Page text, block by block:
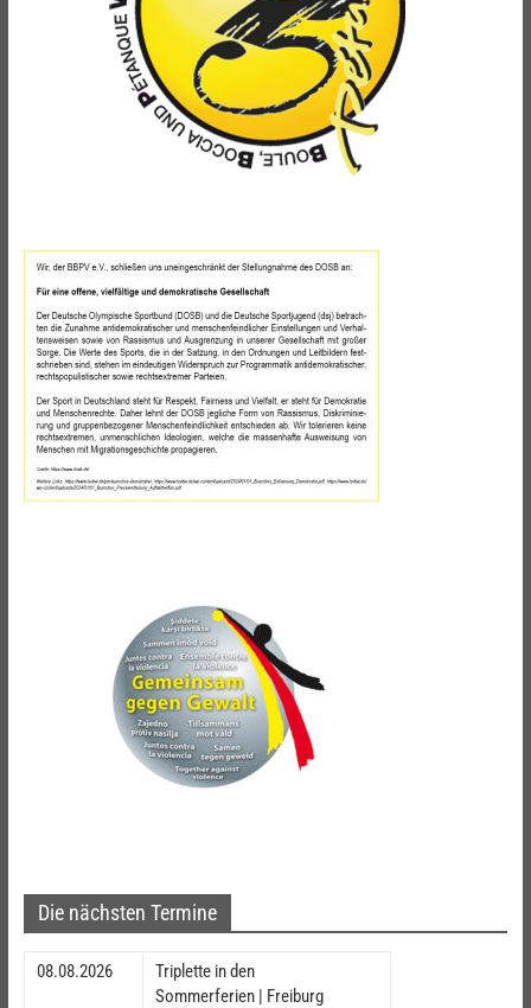
Die nächsten Termine
08.08.2026
Triplette in den
Sommerferien | Freiburg